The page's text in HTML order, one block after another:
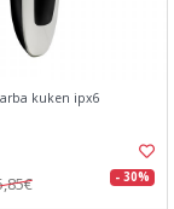
kuken ipx6
- 30%